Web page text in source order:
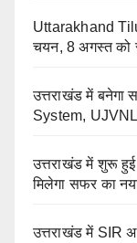
Uttarakhand
चयन, 8 अगस्त को
उत्तराखंड में
System, UJVNL
उत्तराखंड में शुरू हुई
मिलेगा सफर का
उत्तराखंड में SIR